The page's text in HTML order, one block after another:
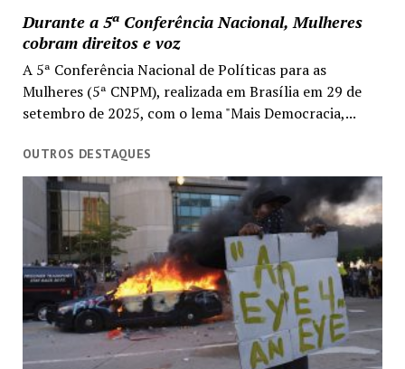
Durante a 5ª Conferência Nacional, Mulheres
cobram direitos e voz
A 5ª Conferência Nacional de Políticas para as
Mulheres (5ª CNPM), realizada em Brasília em 29 de
setembro de 2025, com o lema "Mais Democracia,...
OUTROS DESTAQUES